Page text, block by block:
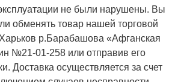
не были нарушены. Вы
обменять товар нашей торговой
р.Барабашова «Афганская
№21-01-258 или отправив его
Доставка осуществляется за счет